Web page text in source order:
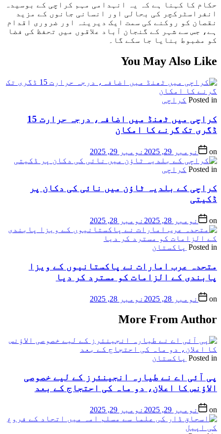
حکام کا کہنا ہے کہ یہ انہدامی مہم کراچی کے بوسیدہ
انفراسٹرکچر کی بحالی اور انسانی جانوں کے مزید
نقصان کو روکنے کی سمت ایک دیرینہ اور ضروری اقدام
ہے، جس سے شہر کے گنجان آباد علاقوں میں تحفظ کی فضا
کو مضبوط بنایا جا سکے گا۔
You May Also Like
Posted in کراچی
کراچی میں ٹھنڈ میں اضافہ، درجہ حرارت 15
ڈگری تک گرنے کا امکان
on نومبر 29, 2025 نومبر 29, 2025
Posted in کراچی
کراچی کے بلدیہ ٹاؤن میں نائی کی دکان پر
ڈکیتی
on نومبر 28, 2025 نومبر 28, 2025
Posted in پاکستان
متحدہ عرب امارات نے پاکستانیوں کے ویزا
پابندی کے الزامات کو مسترد کر دیا
on نومبر 28, 2025 نومبر 28, 2025
More From Author
Posted in پاکستان
پی آئی اے نے طیارہ انجینئرز کے لیے خصوصی
الاؤنس کا اعلان، دو ماہ کی احتجاج کے بعد
on نومبر 29, 2025 نومبر 29, 2025